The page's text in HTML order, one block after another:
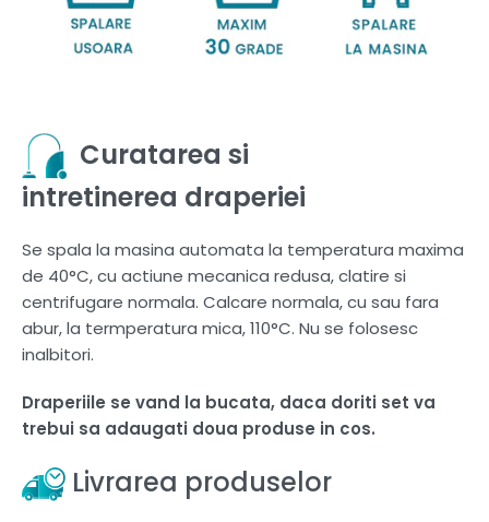
Curatarea si
intretinerea draperiei
Se spala la masina automata la temperatura maxima
de 40°C, cu actiune mecanica redusa, clatire si
centrifugare normala. Calcare normala, cu sau fara
abur, la termperatura mica, 110°C. Nu se folosesc
inalbitori.
Draperiile se vand la bucata, daca doriti set va
trebui sa adaugati doua produse in cos.
Livrarea produselor